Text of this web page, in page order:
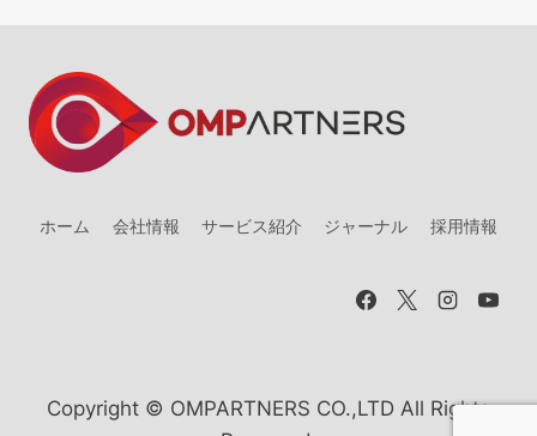
ホーム 会社情報 サービス紹介 ジャーナル 採用情報
Copyright © OMPARTNERS CO.,LTD All Rights